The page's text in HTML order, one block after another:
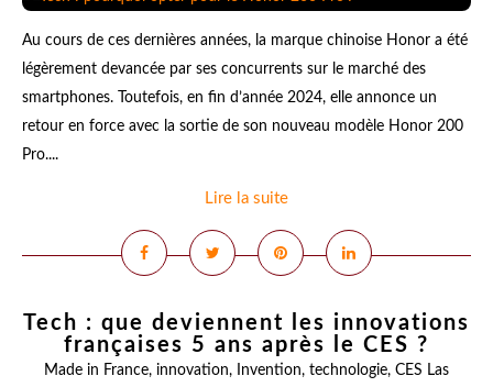
Au cours de ces dernières années, la marque chinoise Honor a été
légèrement devancée par ses concurrents sur le marché des
smartphones. Toutefois, en fin d’année 2024, elle annonce un
retour en force avec la sortie de son nouveau modèle Honor 200
Pro....
Lire la suite
Tech : que deviennent les innovations
françaises 5 ans après le CES ?
Made in France, innovation, Invention, technologie, CES Las